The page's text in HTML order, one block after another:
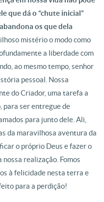
que dá o “chute inicial”
os que dela
mistério o modo como
a liberdade com
ao mesmo tempo, senhor
pessoal. Nossa
do Criador, uma tarefa a
para ser entregue de
para junto dele. Ali,
da maravilhosa aventura da
o próprio Deus e fazer o
nossa realização. Fomos
à felicidade nesta terra e
para a perdição!